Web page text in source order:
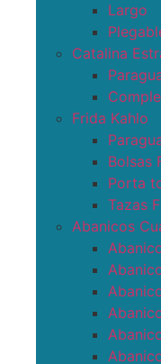
Largo
Catalina
Frida Kahlo
Bolsas
Porta
Tazas
Abanicos